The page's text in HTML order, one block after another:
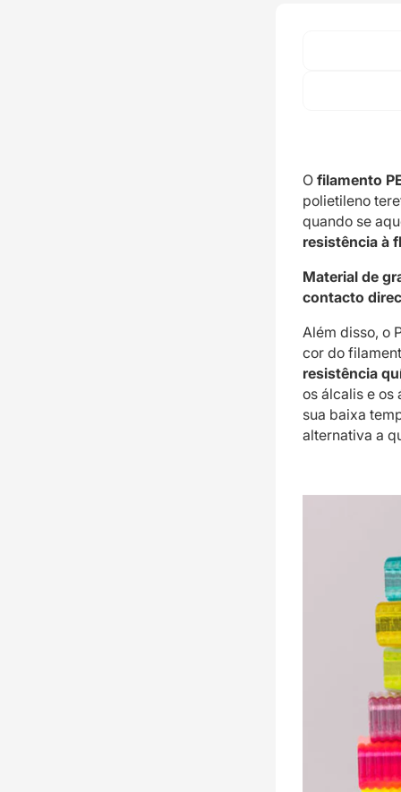
O filamento
polietileno
quando se
resistência à
Material de
contacto
Além disso, o
cor do
resistência
os álcalis e os
sua baixa
alternativa a